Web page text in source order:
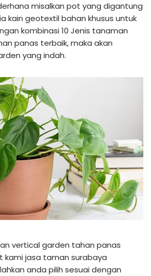
misalkan pot yang digantung
kain geotextil bahan khusus untuk
kombinasi 10 Jenis tanaman
panas terbaik, maka akan
yang indah.
vertical garden tahan panas
kami jasa taman surabaya
anda pilih sesuai dengan